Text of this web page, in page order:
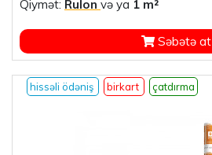
Qiymət: Rulon və ya 1 m²
Səbətə at
hissəli ödəniş birkart çatdırma